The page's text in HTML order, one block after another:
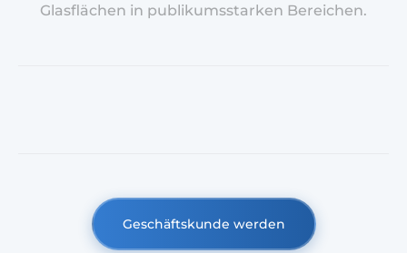
Glasflächen in publikumsstarken Bereichen.
Geschäftskunde werden